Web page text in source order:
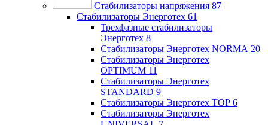
Стабилизаторы напряжения 87
Стабилизаторы Энерготех 61
Трехфазные стабилизаторы
Энерготех 8
Стабилизаторы Энерготех NORMA 20
Стабилизаторы Энерготех
OPTIMUM 11
Стабилизаторы Энерготех
STANDARD 9
Стабилизаторы Энерготех TOP 6
Стабилизаторы Энерготех